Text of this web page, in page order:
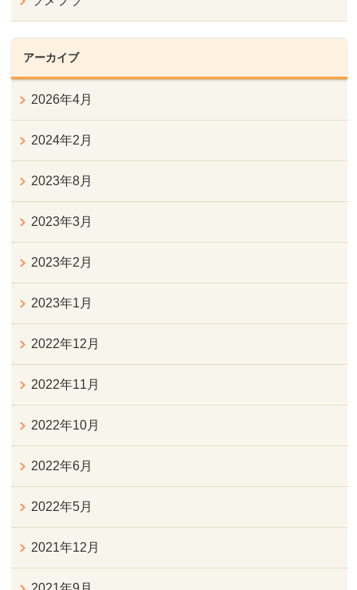
アーカイブ
2026年4月
2024年2月
2023年8月
2023年3月
2023年2月
2023年1月
2022年12月
2022年11月
2022年10月
2022年6月
2022年5月
2021年12月